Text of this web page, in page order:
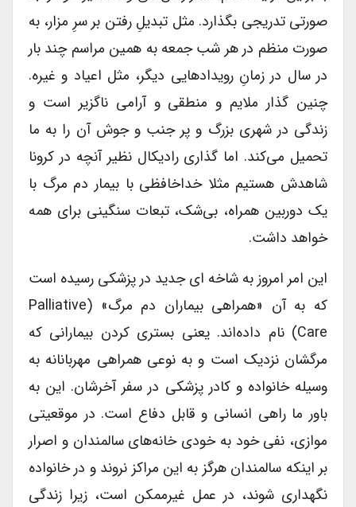
صورتی تدریجی بگذارد. مثل تبدیلِ رفتن بر سرِ مزار، به
صورت منظم در هر شب جمعه به همین مراسم چند بار
در سال در زمانِ رویدادهایی دیگر، مثل اعیاد و غیره.
چنین گذار ملایم و منطقی و آرامی ناگزیر است و
زندگی در شهری بزرگ و پر جنب و جوش آن را به ما
تحمیل می‌کند. اما گذاری رادیکال نظیر آنچه در کرونا
شاهدش هستیم مثلا خداخافظی با بیمار دم مرگ با
یک دوربین همراه، بی‌شک، تبعات سنگینی برای همه
خواهد داشت.
این امر امروز به شاخه ای جدید در پزشکی رسیده است
که به آن «همراهی بیماران دم مرگ» (palliative
Care) نام داده‌اند. یعنی بستری کردن بیمارانی که
مرگشان نزدیک است و به نوعی همراهی مهربانانه به
وسیله خانواده و کادر پزشکی در سفر آخرشان. این به
باور ما راهی انسانی و قابل دفاع است. در موقعیتی
موازی، نفی خود به خودی خانه‌های سالمندان و اصرار
بر اینکه سالمندان هرگز به این مراکز نروند و در خانواده
نگهداری شوند، در عمل غیرممکن است، زیرا زندگی